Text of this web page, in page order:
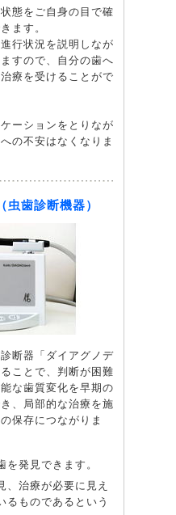
態をご自身の目で確
ます。
行状況を説明しなが
すので、自分の歯へ
療を受けることがで
ーションをとりなが
の不安はなくなりま
虫歯診断機器）
断器「ダイアグノデ
ことで、判断が困難
な歯質変化を早期の
、局部的な治療を施
保存につながりま
を発見できます。
、治療が必要に見え
るものであるという